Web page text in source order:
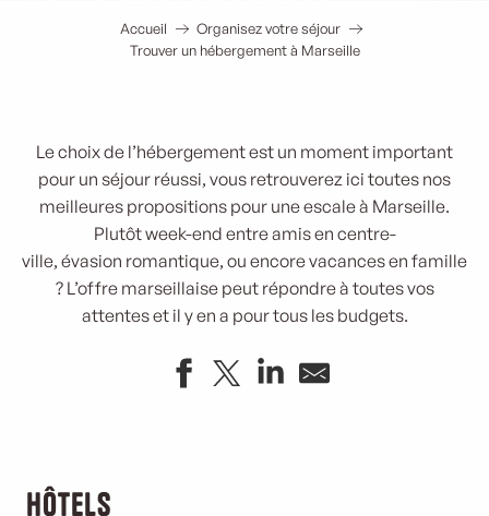
Accueil
Organisez votre séjour
Trouver un hébergement à Marseille
Le choix de l’hébergement est un moment important
pour un séjour réussi, vous retrouverez ici toutes nos
meilleures propositions pour une escale à Marseille.
Plutôt week-end entre amis en centre-
ville, évasion romantique, ou encore vacances en famille
? L’offre marseillaise peut répondre à toutes vos
attentes et il y en a pour tous les budgets.
Hôtels